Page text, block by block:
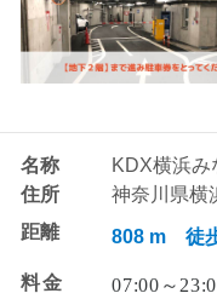
名称
KDX横浜み
住所
神奈川県横
距離
808 m 徒
料金 07:00～